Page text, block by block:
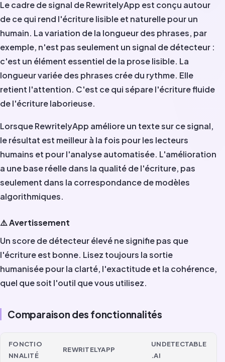
Le cadre de signal de RewritelyApp est conçu autour
de ce qui rend l'écriture lisible et naturelle pour un
humain. La variation de la longueur des phrases, par
exemple, n'est pas seulement un signal de détecteur :
c'est un élément essentiel de la prose lisible. La
longueur variée des phrases crée du rythme. Elle
retient l'attention. C'est ce qui sépare l'écriture fluide
de l'écriture laborieuse.
Lorsque RewritelyApp améliore un texte sur ce signal,
le résultat est meilleur à la fois pour les lecteurs
humains et pour l'analyse automatisée. L'amélioration
a une base réelle dans la qualité de l'écriture, pas
seulement dans la correspondance de modèles
algorithmiques.
⚠️ Avertissement
Un score de détecteur élevé ne signifie pas que
l'écriture est bonne. Lisez toujours la sortie
humanisée pour la clarté, l'exactitude et la cohérence,
quel que soit l'outil que vous utilisez.
Comparaison des fonctionnalités
FONCTIO
NNALITÉ
REWRITELYAPP
UNDETECTABLE
.AI